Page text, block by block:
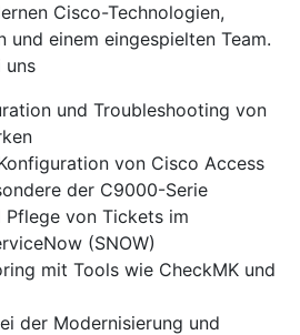
Cisco-Technologien,
und einem eingespielten Team.
uns
und Troubleshooting von
von Cisco Access
der C9000-Serie
Pflege von Tickets im
(SNOW)
mit Tools wie CheckMK und
der Modernisierung und